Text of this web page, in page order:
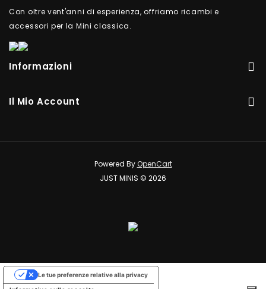
Con oltre vent'anni di esperienza, offriamo ricambi e
accessori per la Mini classica.
Informazioni
Il Mio Account
Powered ByOpenCart
JUST MINIS © 2026
Le tue preferenze relative alla privacy